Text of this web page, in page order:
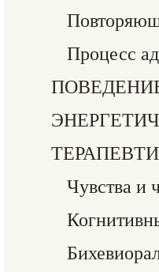
Процесс
Чувства и